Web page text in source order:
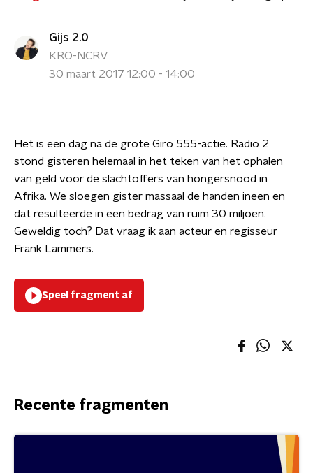
Gijs 2.0
KRO-NCRV
30 maart 2017 12:00 - 14:00
Het is een dag na de grote Giro 555-actie. Radio 2
stond gisteren helemaal in het teken van het ophalen
van geld voor de slachtoffers van hongersnood in
Afrika. We sloegen gister massaal de handen ineen en
dat resulteerde in een bedrag van ruim 30 miljoen.
Geweldig toch? Dat vraag ik aan acteur en regisseur
Frank Lammers.
Speel fragment af
Recente fragmenten